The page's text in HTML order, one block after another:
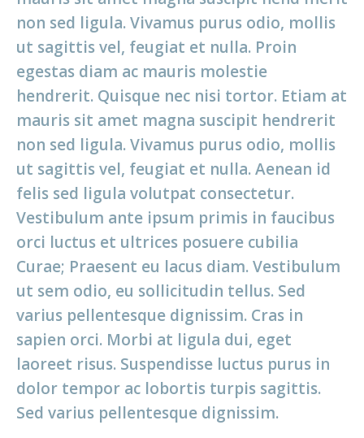
non sed ligula. Vivamus purus odio, mollis
ut sagittis vel, feugiat et nulla. Proin
egestas diam ac mauris molestie
hendrerit. Quisque nec nisi tortor. Etiam at
mauris sit amet magna suscipit hendrerit
non sed ligula. Vivamus purus odio, mollis
ut sagittis vel, feugiat et nulla. Aenean id
felis sed ligula volutpat consectetur.
Vestibulum ante ipsum primis in faucibus
orci luctus et ultrices posuere cubilia
Curae; Praesent eu lacus diam. Vestibulum
ut sem odio, eu sollicitudin tellus. Sed
varius pellentesque dignissim. Cras in
sapien orci. Morbi at ligula dui, eget
laoreet risus. Suspendisse luctus purus in
dolor tempor ac lobortis turpis sagittis.
Sed varius pellentesque dignissim.